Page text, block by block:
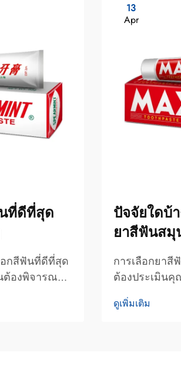
ที่ดีที่สุด
อกสีฟันที่ดีที่สุด
ต้องพิจารณา
คมี และองค์
คลือบฟันที่มีสี
13
Apr
ปัจจัยใดบ้
ยาสีฟันสมุ
การเลือกยาสี
ต้องประเมิน
หลายประกา
เหล่านี้ส่งผลโ
และสุขภาพฟั
ดูเพิ่มเติม